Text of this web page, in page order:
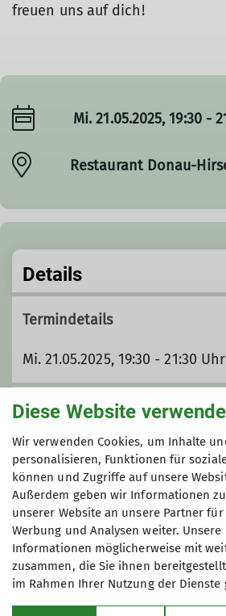
freuen uns auf dich!
Mi. 21.05.2025, 19:30 -
Restaurant Donau-
Details
Termindetails
Mi. 21.05.2025, 19:30 - 21:30 Uhr
Unsere Veranstaltungsorte
Restaurant Donau-Hirsch
Lauchertbühl 9
72517 Sigmaringendorf
Diese Website
Wir verwenden Cookies, um Inhalte
personalisieren, Funktionen für
können und Zugriffe auf unsere
Außerdem geben wir Informationen
unserer Website an unsere Partner
Werbung und Analysen weiter.
Informationen möglicherweise mit
zusammen, die Sie ihnen
im Rahmen Ihrer Nutzung der Dienste